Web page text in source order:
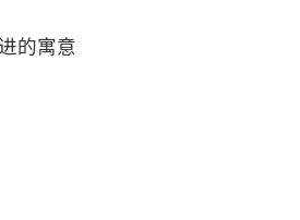
的寓意